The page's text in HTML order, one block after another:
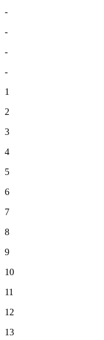
-
-
-
-
1
2
3
4
5
6
7
8
9
10
11
12
13